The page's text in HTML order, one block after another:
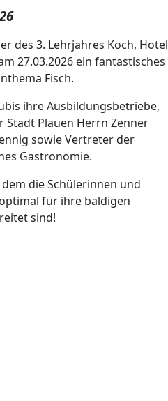
des 3. Lehrjahres Koch, Hotel
27.03.2026 ein fantastisches
Fisch.
ihre Ausbildungsbetriebe,
Plauen Herrn Zenner
sowie Vertreter der
Gastronomie.
die Schülerinnen und
für ihre baldigen
sind!